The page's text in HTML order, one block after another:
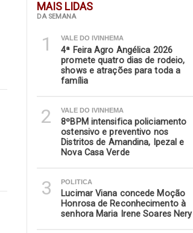
MAIS LIDAS
DA SEMANA
1 VALE DO IVINHEMA
4ª Feira Agro Angélica 2026
promete quatro dias de rodeio,
shows e atrações para toda a
família
2 VALE DO IVINHEMA
8ºBPM intensifica policiamento
ostensivo e preventivo nos
Distritos de Amandina, Ipezal e
Nova Casa Verde
3 POLITICA
Lucimar Viana concede Moção
Honrosa de Reconhecimento à
senhora Maria Irene Soares Nery